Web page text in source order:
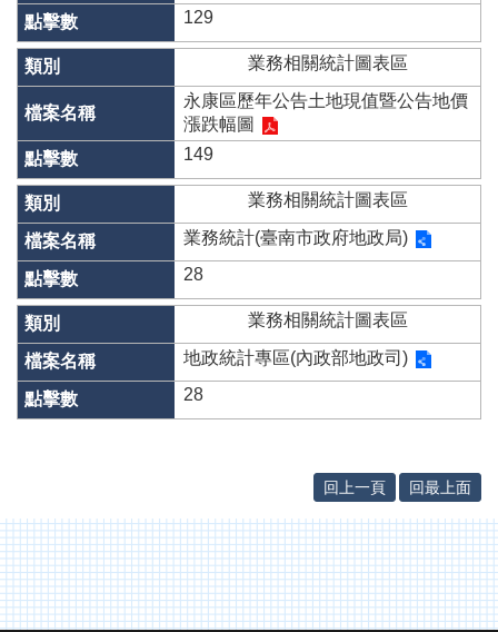
專
區
主
題
專
區
其
他
服
務
地
籍
圖
實
未
辦
繼
承
129
業務相關統計圖表區
永康區歷年公告土地現值暨公告地價
漲跌幅圖
149
業務相關統計圖表區
業務統計(臺南市政府地政局)
28
業務相關統計圖表區
地政統計專區(內政部地政司)
28
回上一頁 回最上面